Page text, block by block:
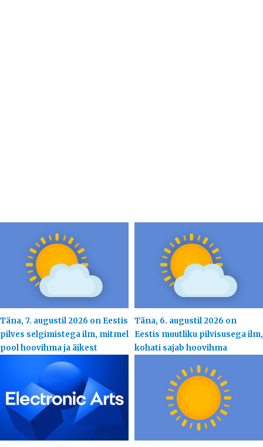
Täna, 7. augustil 2026 on Eestis
pilves selgimistega ilm, mitmel
pool hoovihma ja äikest
Täna, 6. augustil 2026 on
Eestis muutliku pilvisusega ilm,
kohati sajab hoovihma